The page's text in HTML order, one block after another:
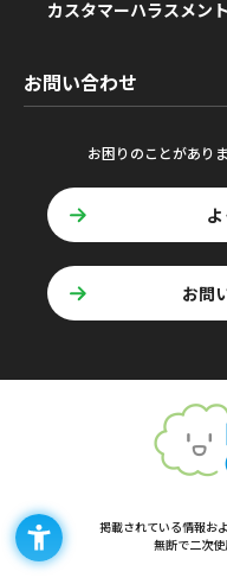
カスタマーハラスメン
お問い合わせ
お困りのことがあり
お問
掲載されている情報お
無断で二次使